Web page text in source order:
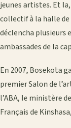
jeunes artistes. Et
collectif à la halle de
déclencha plusieurs
ambassades de la
En 2007, Bosekota
premier Salon de
l’ABA, le ministère
Français de